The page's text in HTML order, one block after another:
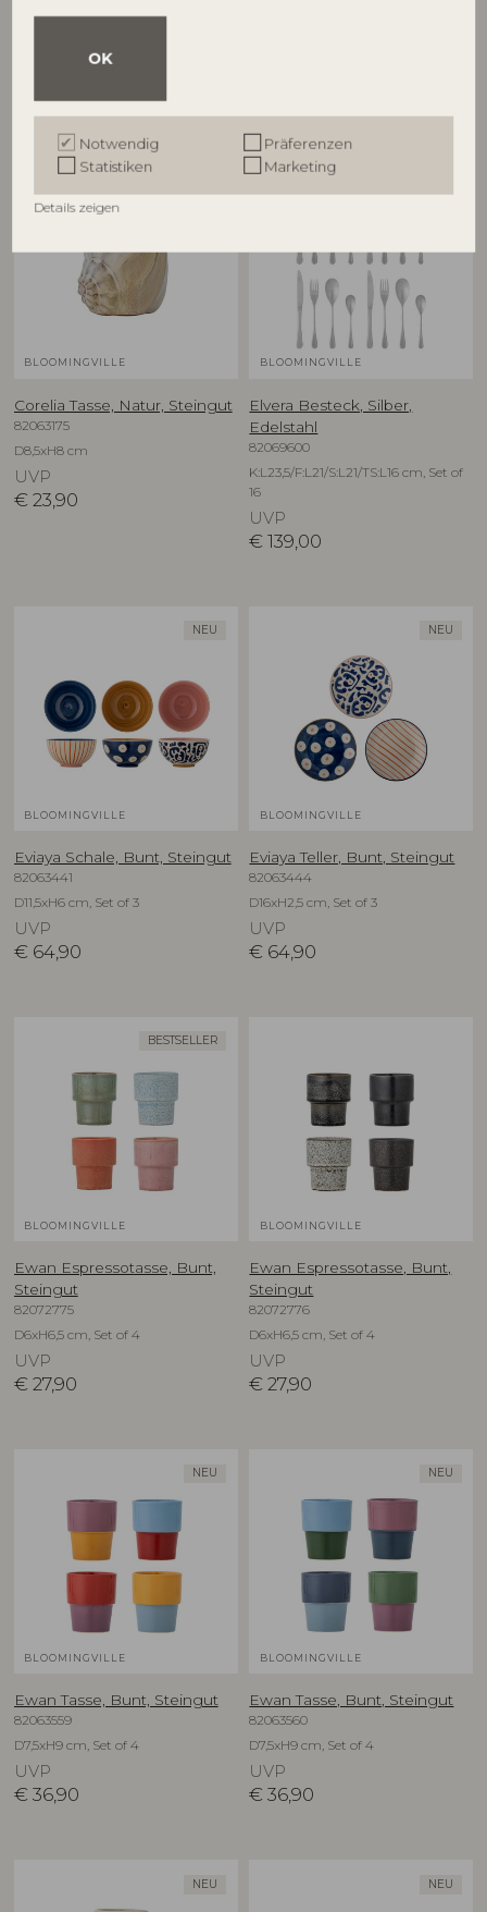
OK
Notwendig
Präferenzen
Statistiken
Marketing
Details zeigen
82063454
BLOOMINGVILLE
Corelia Tasse, Natur, Steingut
82063175
D8,5xH8 cm
UVP
€ 23,90
BLOOMINGVILLE
Elvera Besteck, Silber,
Edelstahl
82069600
K:L23,5/F:L21/S:L21/TS:L16 cm, Set of
16
UVP
€ 139,00
NEU
BLOOMINGVILLE
Eviaya Schale, Bunt, Steingut
82063441
D11,5xH6 cm, Set of 3
UVP
€ 64,90
NEU
BLOOMINGVILLE
Eviaya Teller, Bunt, Steingut
82063444
D16xH2,5 cm, Set of 3
UVP
€ 64,90
BESTSELLER
BLOOMINGVILLE
Ewan Espressotasse, Bunt,
Steingut
82072775
D6xH6,5 cm, Set of 4
UVP
€ 27,90
BLOOMINGVILLE
Ewan Espressotasse, Bunt,
Steingut
82072776
D6xH6,5 cm, Set of 4
UVP
€ 27,90
NEU
BLOOMINGVILLE
Ewan Tasse, Bunt, Steingut
82063559
D7,5xH9 cm, Set of 4
UVP
€ 36,90
NEU
BLOOMINGVILLE
Ewan Tasse, Bunt, Steingut
82063560
D7,5xH9 cm, Set of 4
UVP
€ 36,90
NEU NEU